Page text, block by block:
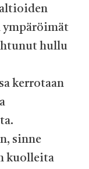
ympäröimät
hullu
kerrotaan
sinne
kuolleita